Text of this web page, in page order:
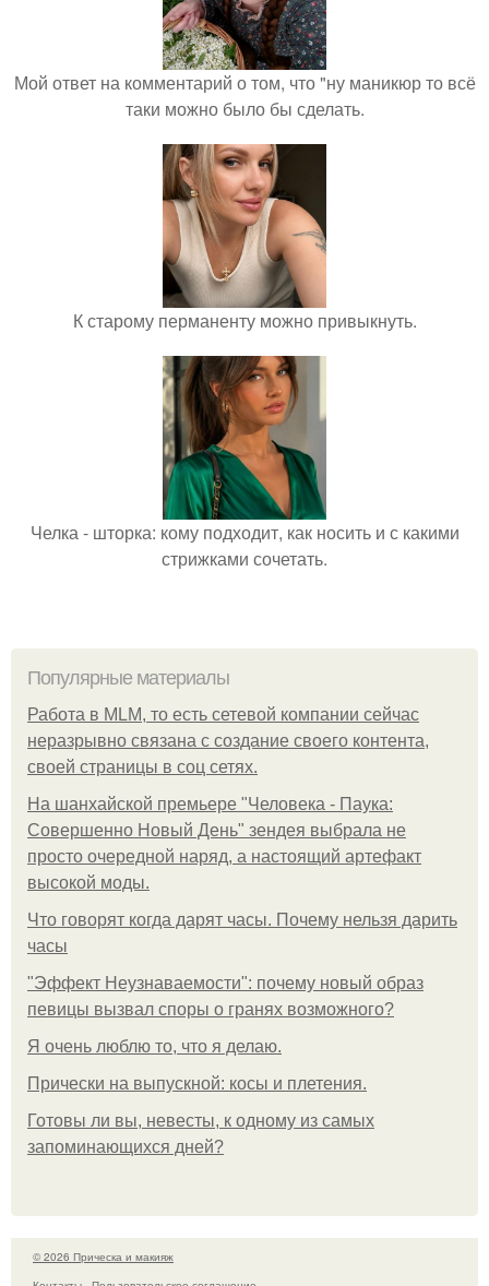
Мой ответ на комментарий о том, что "ну маникюр то всё
таки можно было бы сделать.
К старому перманенту можно привыкнуть.
Челка - шторка: кому подходит, как носить и с какими
стрижками сочетать.
Популярные материалы
Работа в MLM, то есть сетевой компании сейчас
неразрывно связана с создание своего контента,
своей страницы в соц сетях.
На шанхайской премьере "Человека - Паука:
Совершенно Новый День" зендея выбрала не
просто очередной наряд, а настоящий артефакт
высокой моды.
Что говорят когда дарят часы. Почему нельзя дарить
часы
"Эффект Неузнаваемости": почему новый образ
певицы вызвал споры о гранях возможного?
Я очень люблю то, что я делаю.
Прически на выпускной: косы и плетения.
Готовы ли вы, невесты, к одному из самых
запоминающихся дней?
© 2026 Прическа и макияж